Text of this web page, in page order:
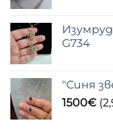
G734
"Синя
1500€